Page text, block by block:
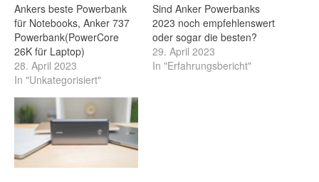
Ankers beste Powerbank
für Notebooks, Anker 737
Powerbank(PowerCore
26K für Laptop)
28. April 2023
In "Unkategorisiert"
Sind Anker Powerbanks
2023 noch empfehlenswert
oder sogar die besten?
29. April 2023
In "Erfahrungsbericht"